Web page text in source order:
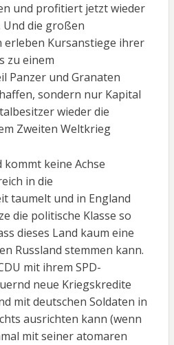
und profitiert jetzt wieder
die großen
erleben Kursanstiege ihrer
zu einem
Panzer und Granaten
sondern nur Kapital
wieder die
Zweiten Weltkrieg
kommt keine Achse
in die
taumelt und in England
die politische Klasse so
dieses Land kaum eine
Russland stemmen kann.
mit ihrem SPD-
neue Kriegskredite
mit deutschen Soldaten in
ausrichten kann (wenn
mit seiner atomaren